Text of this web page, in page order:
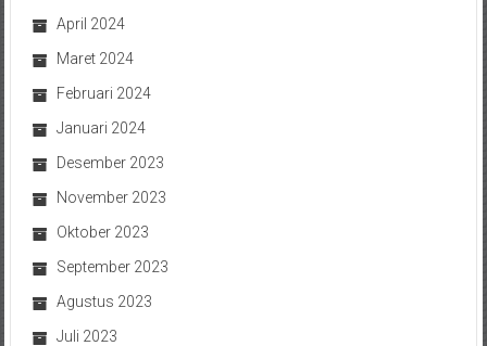
April 2024
Maret 2024
Februari 2024
Januari 2024
Desember 2023
November 2023
Oktober 2023
September 2023
Agustus 2023
Juli 2023